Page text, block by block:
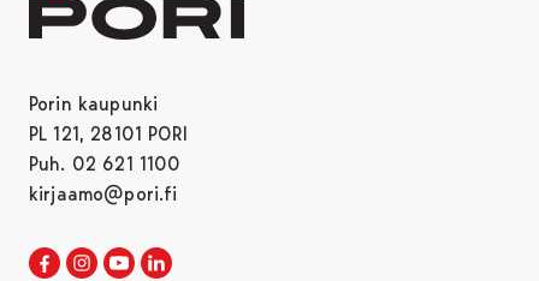
Porin kaupunki
PL 121, 28101 PORI
Puh. 02 621 1100
kirjaamo@pori.fi
Porin kaupunki Facebookissa
Avautuu uudessa välilehdessä
Porin kaupunki Instagramissa
Avautuu uudessa välilehdessä
Porin kaupunki Youtubessa
Avautuu uudessa välilehdessä